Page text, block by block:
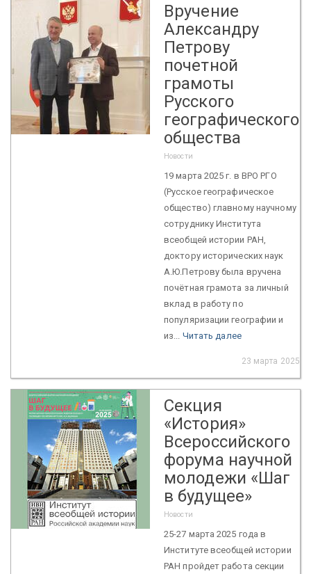
Вручение
Александру
Петрову
почетной
грамоты
Русского
географического
общества
Новости
19 марта 2025 г. в ВРО РГО
(Русское географическое
общество) главному научному
сотруднику Института
всеобщей истории РАН,
доктору исторических наук
А.Ю.Петрову была вручена
почётная грамота за личный
вклад в работу по
популяризации географии и
из... Читать далее
23 марта 2025
Секция
«История»
Всероссийского
форума научной
молодежи «Шаг
в будущее»
Новости
25-27 марта 2025 года в
Институте всеобщей истории
РАН пройдет работа секции